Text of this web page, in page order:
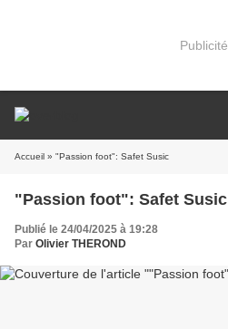
Publicité
Accueil » "Passion foot": Safet Susic
"Passion foot": Safet Susic
Publié le 24/04/2025 à 19:28
Par Olivier THEROND